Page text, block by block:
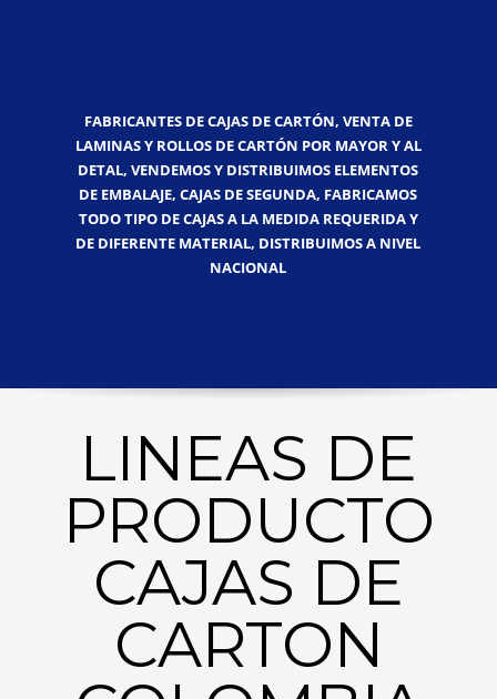
FABRICANTES DE CAJAS DE CARTÓN, VENTA DE
LAMINAS Y ROLLOS DE CARTÓN POR MAYOR Y AL
DETAL, VENDEMOS Y DISTRIBUIMOS ELEMENTOS
DE EMBALAJE, CAJAS DE SEGUNDA, FABRICAMOS
TODO TIPO DE CAJAS A LA MEDIDA REQUERIDA Y
DE DIFERENTE MATERIAL, DISTRIBUIMOS A NIVEL
NACIONAL
LINEAS DE
PRODUCTO
CAJAS DE
CARTON